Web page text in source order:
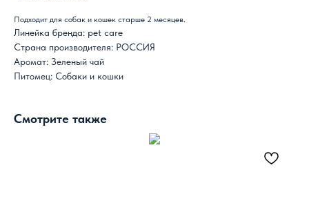
Подходит для собак и кошек старше 2 месяцев.
Линейка бренда: pet care
Страна производителя: РОССИЯ
Аромат: Зеленый чай
Питомец: Собаки и кошки
Смотрите также